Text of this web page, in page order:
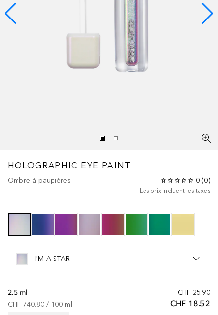
HOLOGRAPHIC EYE PAINT
Ombre à paupières 0 (0)
Les prix incluent les taxes
I'M A STAR
CHF 25.90
CHF 18.52
2.5 ml
CHF 740.80 / 100 ml